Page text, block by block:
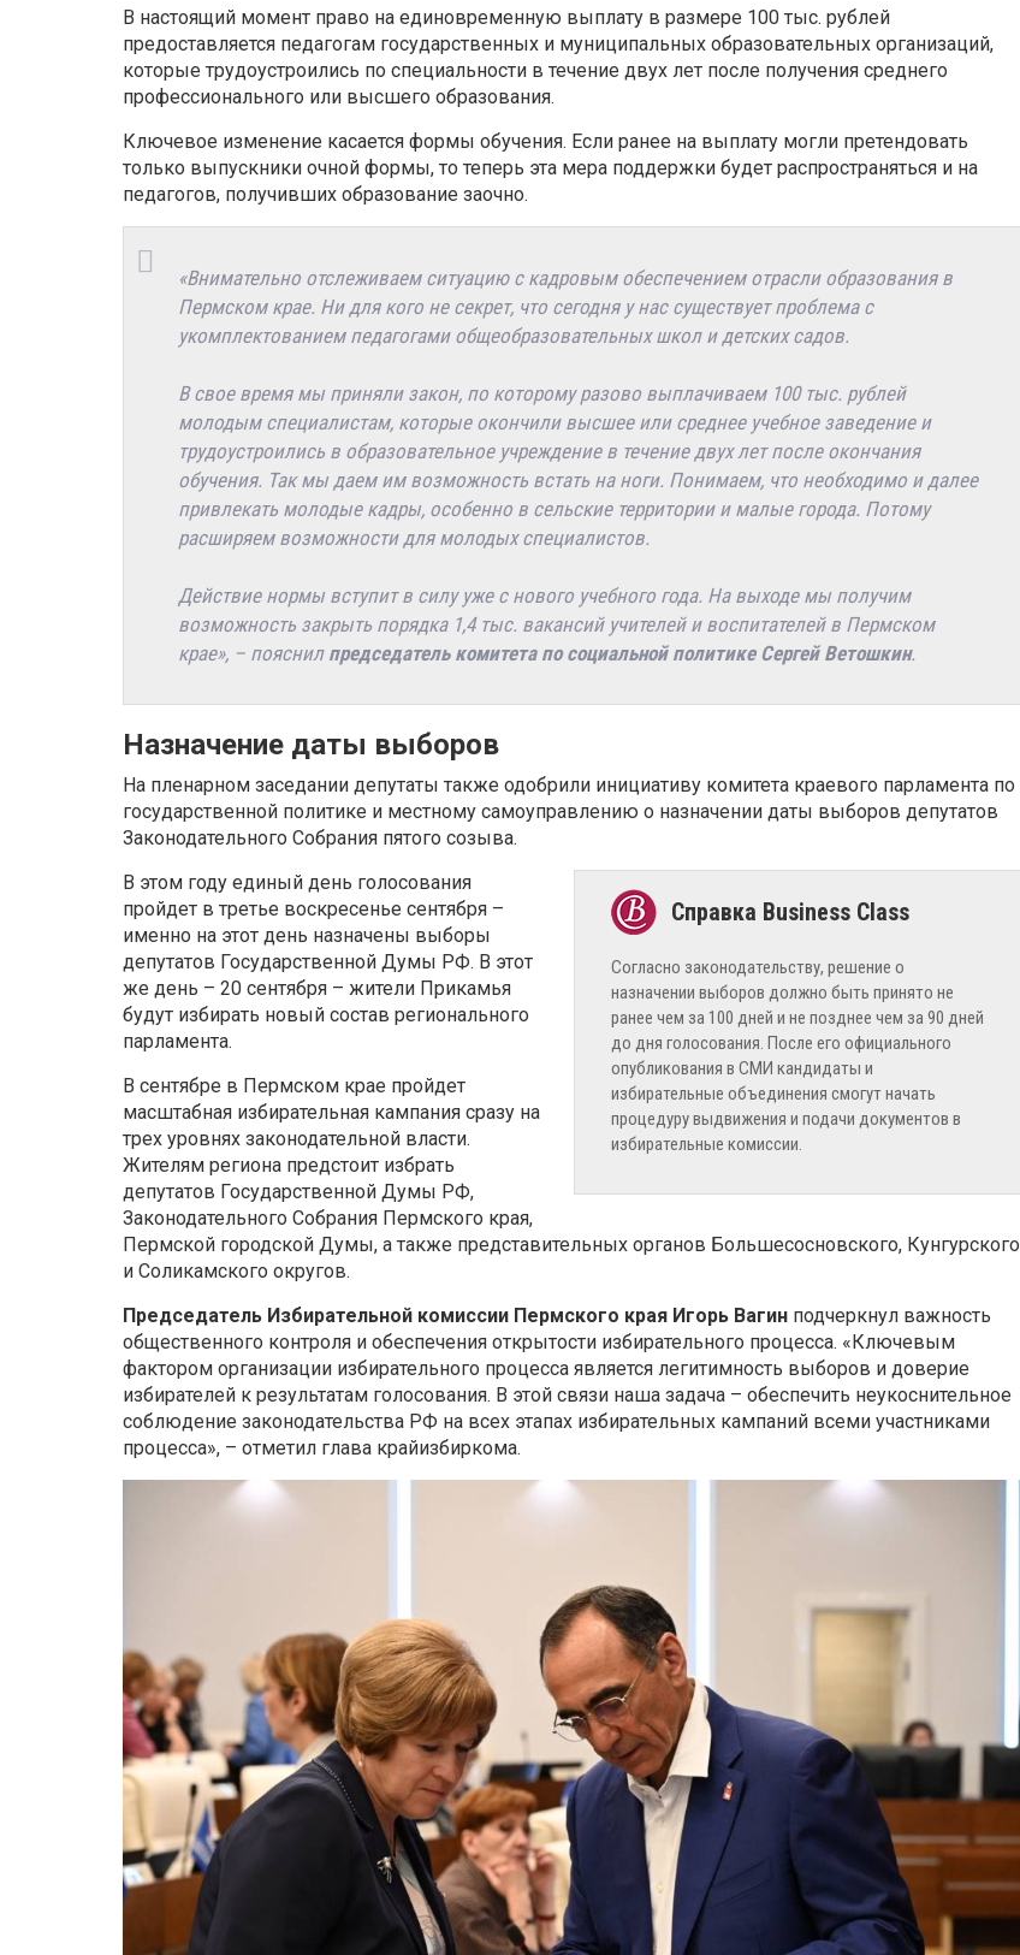
В настоящий момент право на единовременную выплату в размере 100 тыс. рублей
предоставляется педагогам государственных и муниципальных образовательных организаций,
которые трудоустроились по специальности в течение двух лет после получения среднего
профессионального или высшего образования.
Ключевое изменение касается формы обучения. Если ранее на выплату могли претендовать
только выпускники очной формы, то теперь эта мера поддержки будет распространяться и на
педагогов, получивших образование заочно.
«Внимательно отслеживаем ситуацию с кадровым обеспечением отрасли образования в
Пермском крае. Ни для кого не секрет, что сегодня у нас существует проблема с
укомплектованием педагогами общеобразовательных школ и детских садов.
В свое время мы приняли закон, по которому разово выплачиваем 100 тыс. рублей
молодым специалистам, которые окончили высшее или среднее учебное заведение и
трудоустроились в образовательное учреждение в течение двух лет после окончания
обучения. Так мы даем им возможность встать на ноги. Понимаем, что необходимо и далее
привлекать молодые кадры, особенно в сельские территории и малые города. Потому
расширяем возможности для молодых специалистов.
Действие нормы вступит в силу уже с нового учебного года. На выходе мы получим
возможность закрыть порядка 1,4 тыс. вакансий учителей и воспитателей в Пермском
крае», – пояснил председатель комитета по социальной политике Сергей Ветошкин.
Назначение даты выборов
На пленарном заседании депутаты также одобрили инициативу комитета краевого парламента по
государственной политике и местному самоуправлению о назначении даты выборов депутатов
Законодательного Собрания пятого созыва.
Согласно законодательству, решение о
назначении выборов должно быть принято не
ранее чем за 100 дней и не позднее чем за 90 дней
до дня голосования. После его официального
опубликования в СМИ кандидаты и
избирательные объединения смогут начать
процедуру выдвижения и подачи документов в
избирательные комиссии.
В этом году единый день голосования
пройдет в третье воскресенье сентября –
именно на этот день назначены выборы
депутатов Государственной Думы РФ. В этот
же день – 20 сентября – жители Прикамья
будут избирать новый состав регионального
парламента.
В сентябре в Пермском крае пройдет
масштабная избирательная кампания сразу на
трех уровнях законодательной власти.
Жителям региона предстоит избрать
депутатов Государственной Думы РФ,
Законодательного Собрания Пермского края,
Пермской городской Думы, а также представительных органов Большесосновского, Кунгурского
и Соликамского округов.
Председатель Избирательной комиссии Пермского края Игорь Вагин подчеркнул важность
общественного контроля и обеспечения открытости избирательного процесса. «Ключевым
фактором организации избирательного процесса является легитимность выборов и доверие
избирателей к результатам голосования. В этой связи наша задача – обеспечить неукоснительное
соблюдение законодательства РФ на всех этапах избирательных кампаний всеми участниками
процесса», – отметил глава крайизбиркома.